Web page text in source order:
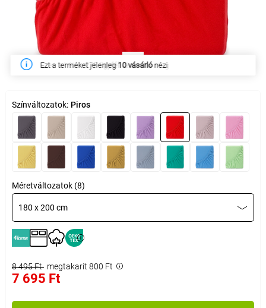
Ezen a héten275 ügyfélvásárolta meg
Színváltozatok: Piros
Méretváltozatok (8)
180 x 200 cm
8 495 Ft megtakarít 800 Ft
7 695 Ft